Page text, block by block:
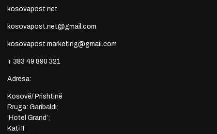
kosovapost.net
kosovapost.net@gmail.com
kosovapost.marketing@gmail.com
+ 383 49 890 321
Adresa:
Kosovë/ Prishtinë
Rruga: Garibaldi;
‘Hotel Grand’;
Kati II